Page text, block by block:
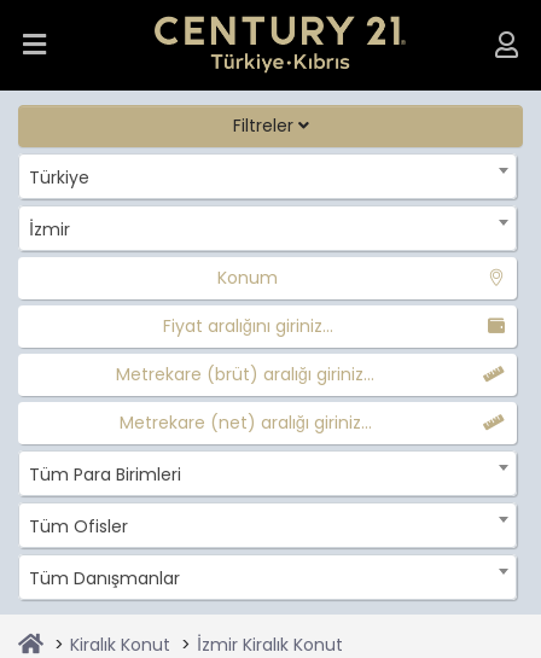
Filtreler
Türkiye
İzmir
Konum
Fiyat aralığını giriniz...
Metrekare (brüt) aralığı giriniz...
Metrekare (net) aralığı giriniz...
Tüm Para Birimleri
Tüm Ofisler
Tüm Danışmanlar
Kiralık Konut İzmir Kiralık Konut